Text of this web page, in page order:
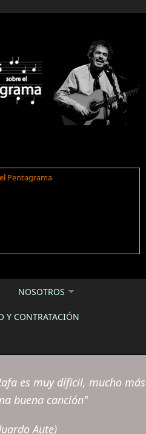
Pentagrama
NOSOTROS
Y CONTRATACIÓN
es muy díficil, mucho más
buena canción"
Aute)